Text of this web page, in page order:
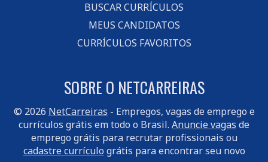
BUSCAR CURRÍCULOS
MEUS CANDIDATOS
CURRÍCULOS FAVORITOS
SOBRE O NETCARREIRAS
© 2026 NetCarreiras - Empregos, vagas de emprego e
currículos grátis em todo o Brasil. Anuncie vagas de
emprego grátis para recrutar profissionais ou
cadastre currículo grátis para encontrar seu novo